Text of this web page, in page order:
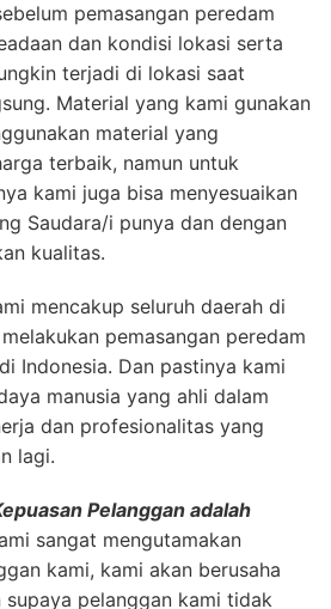
pemasangan peredam
dan kondisi lokasi serta
terjadi di lokasi saat
Material yang kami gunakan
material yang
terbaik, namun untuk
kami juga bisa menyesuaikan
Saudara/i punya dan dengan
kualitas.
mencakup seluruh daerah di
pemasangan peredam
Indonesia. Dan pastinya kami
manusia yang ahli dalam
dan profesionalitas yang
lagi.
Pelanggan adalah
sangat mengutamakan
kami, kami akan berusaha
supaya pelanggan kami tidak